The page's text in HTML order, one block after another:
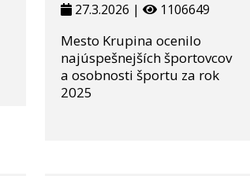
27.3.2026 | 1106649
Mesto Krupina ocenilo
najúspešnejších športovcov
a osobnosti športu za rok
2025